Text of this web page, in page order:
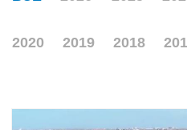
2020 2019 2018